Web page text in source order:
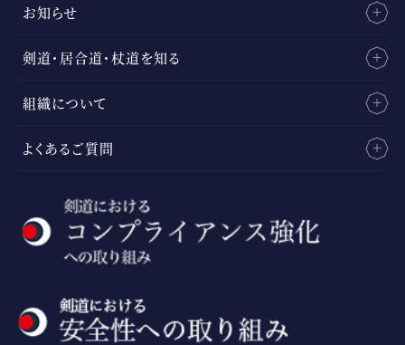
お知らせ
剣道・居合道・杖道を知る
組織について
よくあるご質問